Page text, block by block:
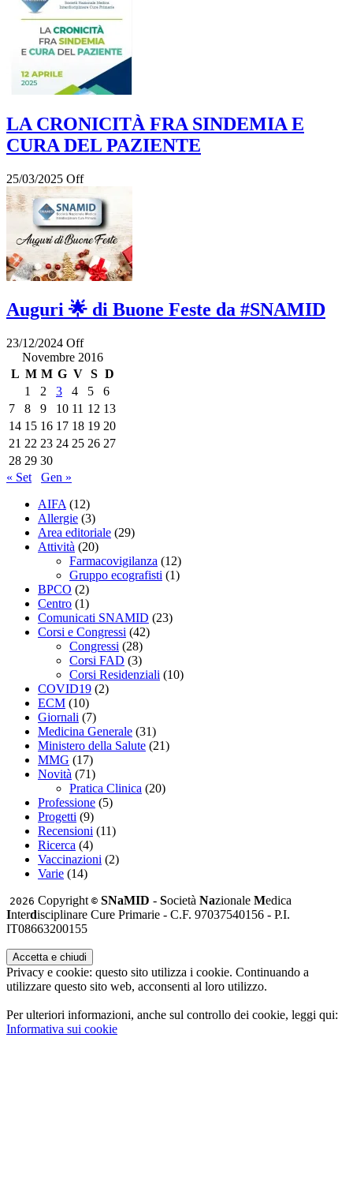
LA CRONICITÀ FRA SINDEMIA E
CURA DEL PAZIENTE
25/03/2025 Off
Auguri 🌟 di Buone Feste da #SNAMID
23/12/2024 Off
Novembre 2016
L M M G V S D
1
2 3 4 5
6
7
8 9 10 11 12 13
14 15 16 17 18 19 20
21 22 23 24 25 26 27
28 29 30
« Set
Gen »
AIFA (12)
Allergie (3)
Area editoriale (29)
Attività (20)
Farmacovigilanza (12)
Gruppo ecografisti (1)
BPCO (2)
Centro (1)
Comunicati SNAMID (23)
Corsi e Congressi (42)
Congressi (28)
Corsi FAD (3)
Corsi Residenziali (10)
COVID19 (2)
ECM (10)
Giornali (7)
Medicina Generale (31)
Ministero della Salute (21)
MMG (17)
Novità (71)
Pratica Clinica (20)
Professione (5)
Progetti (9)
Recensioni (11)
Ricerca (4)
Vaccinazioni (2)
Varie (14)
2026 Copyright © SNaMID - Società Nazionale Medica
Interdisciplinare Cure Primarie - C.F. 97037540156 - P.I.
IT08663200155
Privacy e cookie: questo sito utilizza i cookie. Continuando a
utilizzare questo sito web, acconsenti al loro utilizzo.
Per ulteriori informazioni, anche sul controllo dei cookie, leggi qui:
Informativa sui cookie